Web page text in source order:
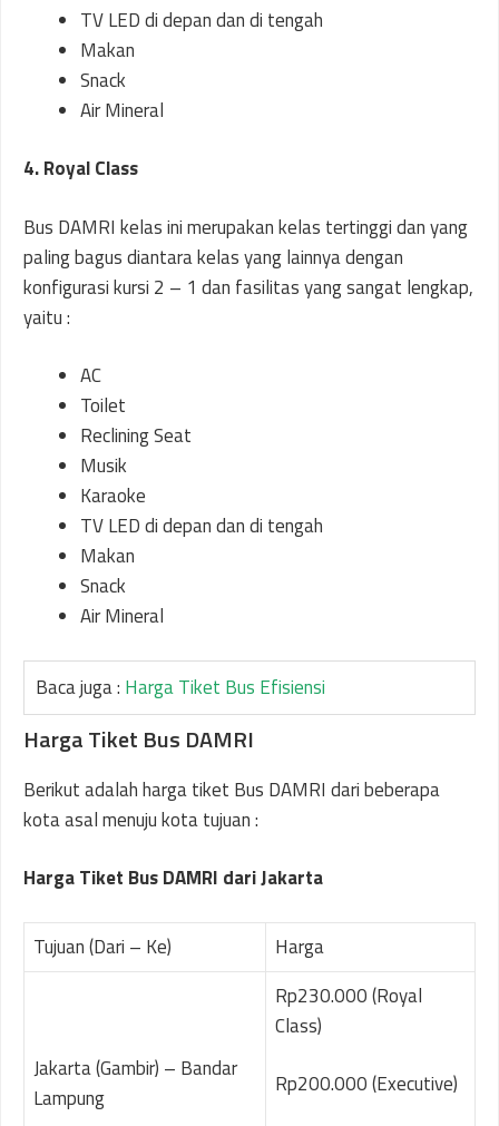
TV LED di depan dan di tengah
Makan
Snack
Air Mineral
4. Royal Class
Bus DAMRI kelas ini merupakan kelas tertinggi dan yang
paling bagus diantara kelas yang lainnya dengan
konfigurasi kursi 2 – 1 dan fasilitas yang sangat lengkap,
yaitu :
AC
Toilet
Reclining Seat
Musik
Karaoke
TV LED di depan dan di tengah
Makan
Snack
Air Mineral
Baca juga : Harga Tiket Bus Efisiensi
Harga Tiket Bus DAMRI
Berikut adalah harga tiket Bus DAMRI dari beberapa
kota asal menuju kota tujuan :
Harga Tiket Bus DAMRI dari Jakarta
Tujuan (Dari – Ke) Harga
Jakarta (Gambir) – Bandar
Lampung
Rp230.000 (Royal
Class)
Rp200.000 (Executive)